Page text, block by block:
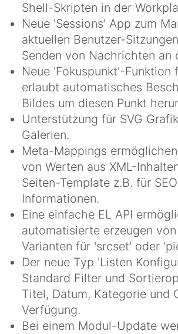
Shell-Skripten in der
Neue 'Sessions' App zum
aktuellen Benutzer-
Senden von Nachrichten an
Neue 'Fokuspunkt'-Funktion
erlaubt automatisches
Bildes um diesen Punkt
Unterstützung für SVG
Galerien.
Meta-Mappings
von Werten aus XML-
Seiten-Template z.B. für
Informationen.
Eine einfache EL API
automatisierte erzeugen
Varianten für 'srcset' oder
Der neue Typ 'Listen
Standard Filter und
Titel, Datum, Kategorie und
Verfügung.
Bei einem Modul-Update